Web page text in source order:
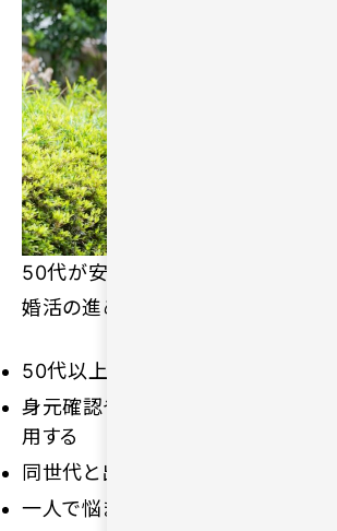
50代が安心してパートナー探しをす
婚活の進め方に工夫が必要です。
50代以上が多い恋活・婚活サービス
身元確認やセキュリティ体制が整っ
用する
同世代と出会いやすい環境を選ぶ
一人で悩まずサポートを活用する